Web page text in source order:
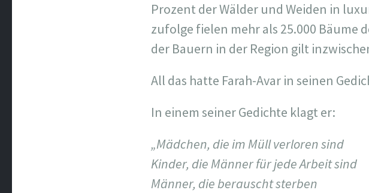
Prozent der Wälder und Weiden in
zufolge fielen mehr als 25.000 Bäume
der Bauern in der Region gilt
All das hatte Farah-Avar in seinen
In einem seiner Gedichte klagt er:
„Mädchen, die im Müll verloren sind
Kinder, die Männer für jede Arbeit sind
Männer, die berauscht sterben